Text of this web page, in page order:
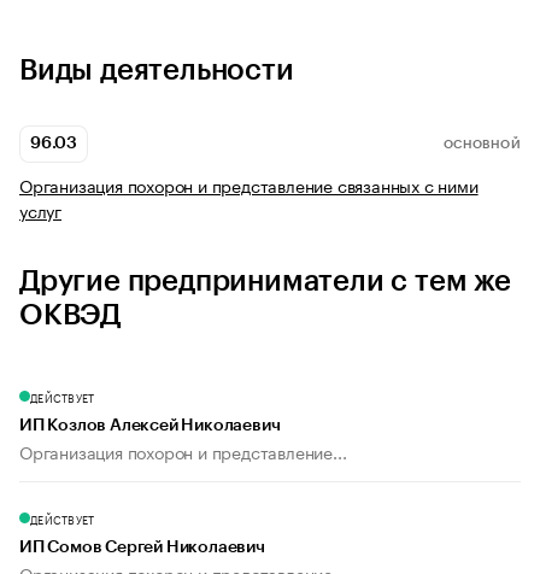
Виды деятельности
96.03 ОСНОВНОЙ
Организация похорон и представление связанных с ними
услуг
Другие предприниматели с тем же
ОКВЭД
ДЕЙСТВУЕТ
ИП Козлов Алексей Николаевич
Организация похорон и представление...
ДЕЙСТВУЕТ
ИП Сомов Сергей Николаевич